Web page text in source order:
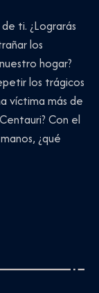
ti. ¿Lograrás
los
hogar?
los trágicos
víctima más de
Con el
¿qué